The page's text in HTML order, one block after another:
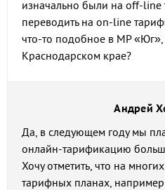
изначально были на off-line
переводить на on-line
что-то подобное в МР «Юг»,
Краснодарском крае?
Андрей
Да, в следующем году мы
онлайн-тарификацию
Хочу отметить, что на
тарифных планах, например